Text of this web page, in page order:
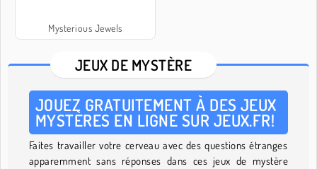
Mysterious Jewels
JEUX DE MYSTÈRE
JOUEZ GRATUITEMENT À DES JEUX
MYSTÈRES EN LIGNE SUR JEUX.FR!
Faites travailler votre cerveau avec des questions étranges
apparemment sans réponses dans ces jeux de mystère